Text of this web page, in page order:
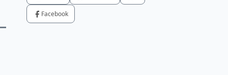
Facebook